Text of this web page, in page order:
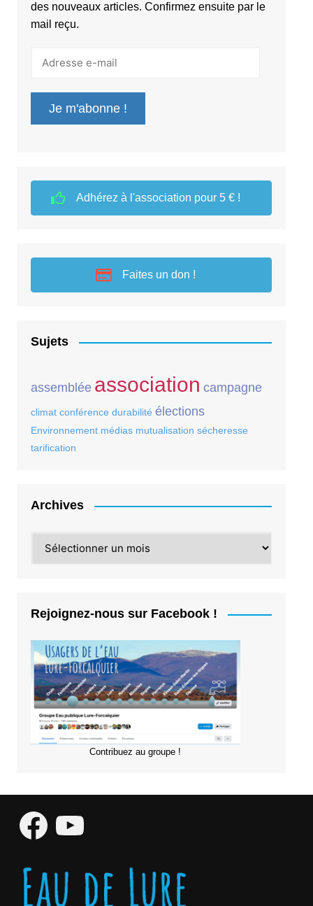
des nouveaux articles. Confirmez ensuite par le
mail reçu.
Je m'abonne !
Adhérez à l'association pour 5 € !
Faites un don !
Sujets
assemblée association campagne
climat conférence durabilité élections
Environnement médias mutualisation sécheresse
tarification
Archives
Rejoignez-nous sur Facebook !
Contribuez au groupe !
FacebookYouTube